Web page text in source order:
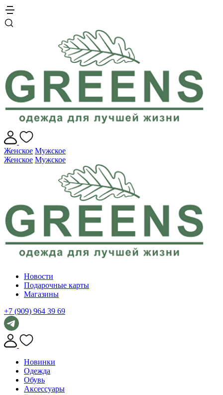
Женское Мужское
Женское Мужское
Новости
Подарочные карты
Магазины
+7 (909) 964 39 69
Новинки
Одежда
Обувь
Аксессуары